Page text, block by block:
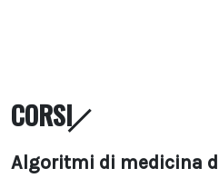
CORSI
Algoritmi di medicina